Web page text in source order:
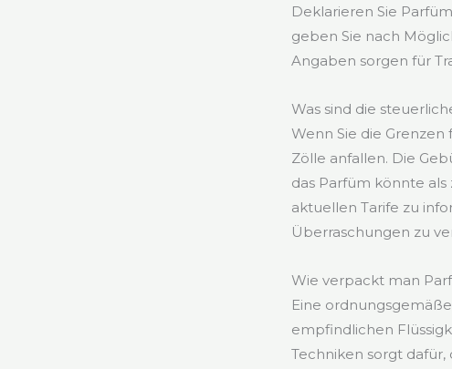
Deklarieren Sie
geben Sie nach
Angaben sorgen für
Was sind die
Wenn Sie die
Zölle anfallen. Die
das Parfüm könnte
aktuellen Tarife zu
Überraschungen zu
Wie verpackt man
Eine
empfindlichen
Techniken sorgt